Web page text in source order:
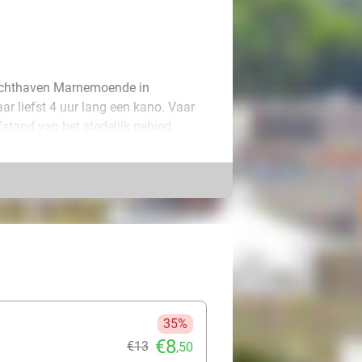
Marnemoende in
liefst 4 uur lang een kano. Vaar
van het stedelijk gebied
over recent vernieuwde een- en
Hollandse IJssel kan
35%
€13 €8,50